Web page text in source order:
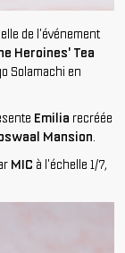
de l'événement
Heroines' Tea
Solamachi en
Emilia recréée
Mansion.
MIC à l'échelle 1/7,